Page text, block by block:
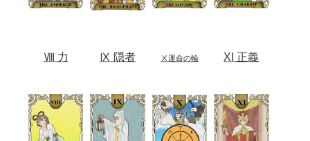
Ⅷ 力 Ⅸ 隠者 Ⅹ運命の輪 XI 正義